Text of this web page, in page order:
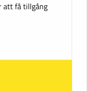
att få tillgång